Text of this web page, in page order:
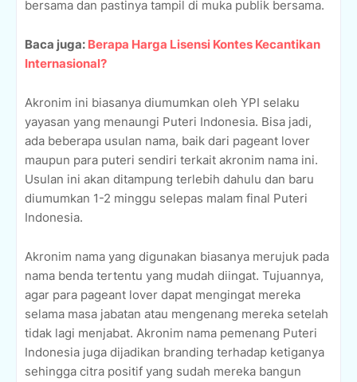
bersama dan pastinya tampil di muka publik bersama.
Baca juga: Berapa Harga Lisensi Kontes Kecantikan
Internasional?
Akronim ini biasanya diumumkan oleh YPI selaku
yayasan yang menaungi Puteri Indonesia. Bisa jadi,
ada beberapa usulan nama, baik dari pageant lover
maupun para puteri sendiri terkait akronim nama ini.
Usulan ini akan ditampung terlebih dahulu dan baru
diumumkan 1-2 minggu selepas malam final Puteri
Indonesia.
Akronim nama yang digunakan biasanya merujuk pada
nama benda tertentu yang mudah diingat. Tujuannya,
agar para pageant lover dapat mengingat mereka
selama masa jabatan atau mengenang mereka setelah
tidak lagi menjabat. Akronim nama pemenang Puteri
Indonesia juga dijadikan branding terhadap ketiganya
sehingga citra positif yang sudah mereka bangun